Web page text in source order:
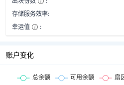
存储服务效率:
幸运值
:
账户变化